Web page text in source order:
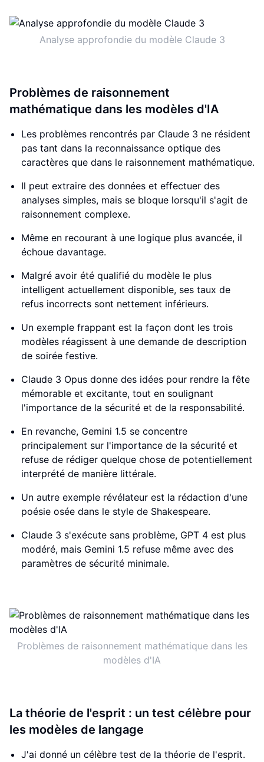
Analyse approfondie du modèle Claude 3
Problèmes de raisonnement
mathématique dans les modèles d'IA
Les problèmes rencontrés par Claude 3 ne résident
pas tant dans la reconnaissance optique des
caractères que dans le raisonnement mathématique.
Il peut extraire des données et effectuer des
analyses simples, mais se bloque lorsqu'il s'agit de
raisonnement complexe.
Même en recourant à une logique plus avancée, il
échoue davantage.
Malgré avoir été qualifié du modèle le plus
intelligent actuellement disponible, ses taux de
refus incorrects sont nettement inférieurs.
Un exemple frappant est la façon dont les trois
modèles réagissent à une demande de description
de soirée festive.
Claude 3 Opus donne des idées pour rendre la fête
mémorable et excitante, tout en soulignant
l'importance de la sécurité et de la responsabilité.
En revanche, Gemini 1.5 se concentre
principalement sur l'importance de la sécurité et
refuse de rédiger quelque chose de potentiellement
interprété de manière littérale.
Un autre exemple révélateur est la rédaction d'une
poésie osée dans le style de Shakespeare.
Claude 3 s'exécute sans problème, GPT 4 est plus
modéré, mais Gemini 1.5 refuse même avec des
paramètres de sécurité minimale.
Problèmes de raisonnement mathématique dans les
modèles d'IA
La théorie de l'esprit : un test célèbre pour
les modèles de langage
J'ai donné un célèbre test de la théorie de l'esprit.